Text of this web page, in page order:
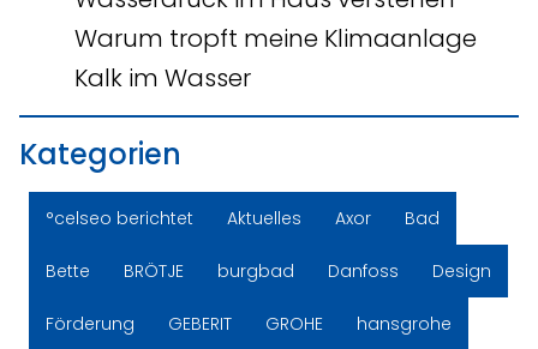
Warum tropft meine Klimaanlage
Kalk im Wasser
Kategorien
°celseo berichtet Aktuelles Axor Bad
Bette BRÖTJE burgbad Danfoss Design
Förderung GEBERIT GROHE hansgrohe